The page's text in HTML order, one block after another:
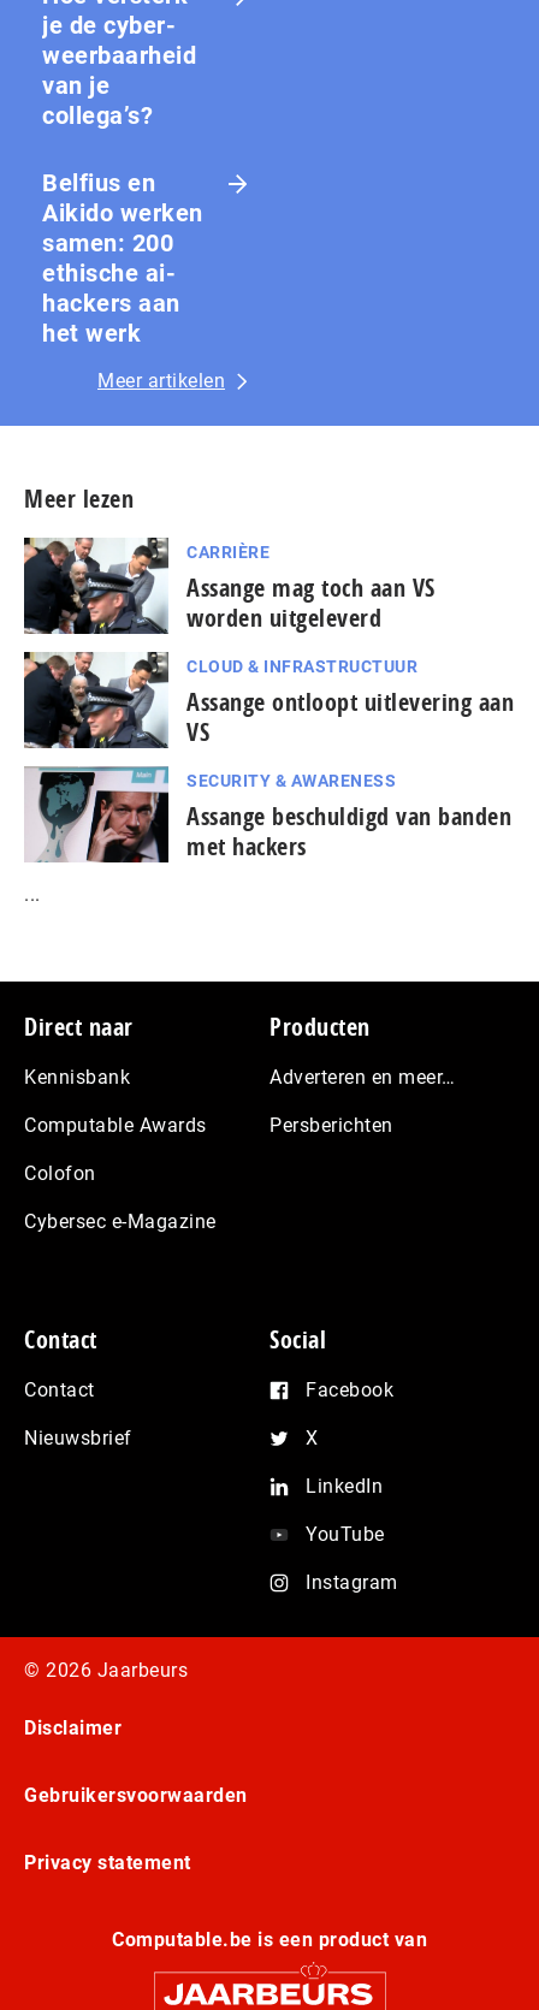
je de cy­ber­
weer­baar­heid
van je
collega’s?
Belfius en
Aikido werken
samen: 200
ethische ai-
hackers aan
het werk
Meer artikelen
Meer lezen
CARRIÈRE
Assange mag toch aan VS
worden uitgeleverd
CLOUD & INFRASTRUCTUUR
Assange ontloopt uitlevering aan
VS
SECURITY & AWARENESS
Assange beschuldigd van banden
met hackers
...
Footer
Direct naar
Kennisbank
Computable Awards
Colofon
Cybersec e-Magazine
Producten
Adverteren en meer…
Persberichten
Contact
Contact
Nieuwsbrief
Social
Facebook
X
LinkedIn
YouTube
Instagram
© 2026 Jaarbeurs
Disclaimer
Gebruikersvoorwaarden
Privacy statement
Computable.be is een product van